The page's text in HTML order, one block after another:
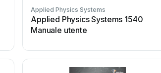
Applied Physics Systems
Applied Physics Systems 1540
Manuale utente